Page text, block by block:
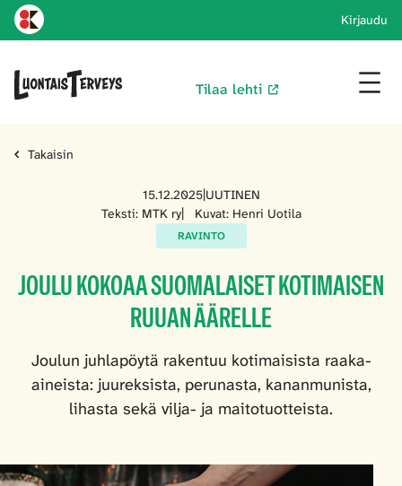
Kirjaudu
Tilaa lehti
Takaisin
15.12.2025| UUTINEN
Teksti: MTK ry| Kuvat: Henri Uotila
RAVINTO
JOULU KOKOAA SUOMALAISET KOTIMAISEN
RUUAN ÄÄRELLE
Joulun juhlapöytä rakentuu kotimaisista raaka-
aineista: juureksista, perunasta, kananmunista,
lihasta sekä vilja- ja maitotuotteista.